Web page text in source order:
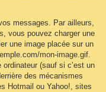
messages. Par ailleurs,
vous pouvez charger une
une image placée sur un
mon-image.gif.
(sauf si c’est un
des mécanismes
Hotmail ou Yahoo!, sites